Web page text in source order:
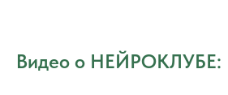
Видео о НЕЙРОКЛУБЕ: